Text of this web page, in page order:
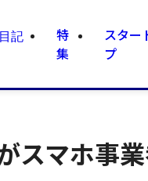
記
特
集
スター
プ
スマホ事